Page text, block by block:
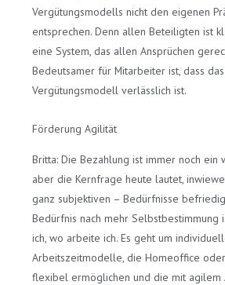
Vergütungsmodells nicht den eigenen
entsprechen. Denn allen Beteiligten ist
eine System, das allen Ansprüchen
Bedeutsamer für Mitarbeiter ist, dass
Vergütungsmodell verlässlich ist.
Förderung Agilität
Britta: Die Bezahlung ist immer noch ein
aber die Kernfrage heute lautet,
ganz subjektiven – Bedürfnisse
Bedürfnis nach mehr Selbstbestimmung
ich, wo arbeite ich. Es geht um
Arbeitszeitmodelle, die Homeoffice
flexibel ermöglichen und die mit